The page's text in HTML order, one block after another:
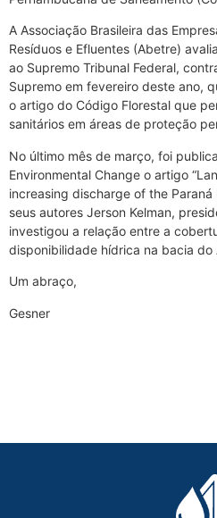
A Associação Brasileira das
Resíduos e Efluentes (Abetre)
ao Supremo Tribunal Federal,
Supremo em fevereiro deste ano,
o artigo do Código Florestal que
sanitários em áreas de proteção
No último mês de março, foi
Environmental Change o artigo
increasing discharge of the Paraná
seus autores Jerson Kelman,
investigou a relação entre a
disponibilidade hídrica na bacia do
Um abraço,
Gesner